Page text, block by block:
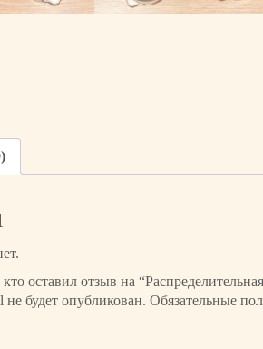
оставил отзыв на
будет опубликован. Обязательные